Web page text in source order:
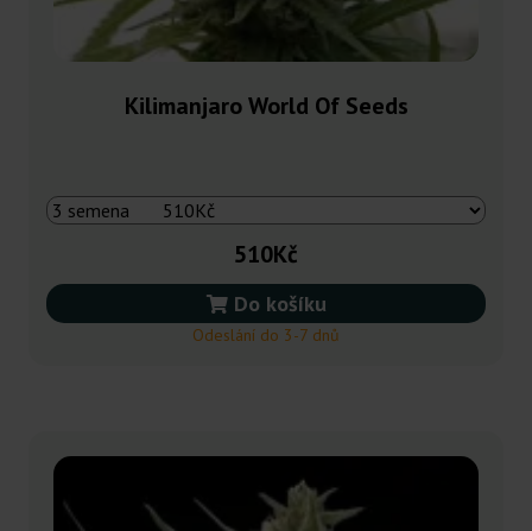
Kilimanjaro World Of Seeds
510Kč
Do košíku
Odeslání do 3-7 dnů